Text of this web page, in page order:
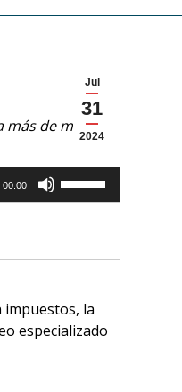
Jul
31
2024
de mil
00:00
flecha
para
aumentar
impuestos, la
especializado